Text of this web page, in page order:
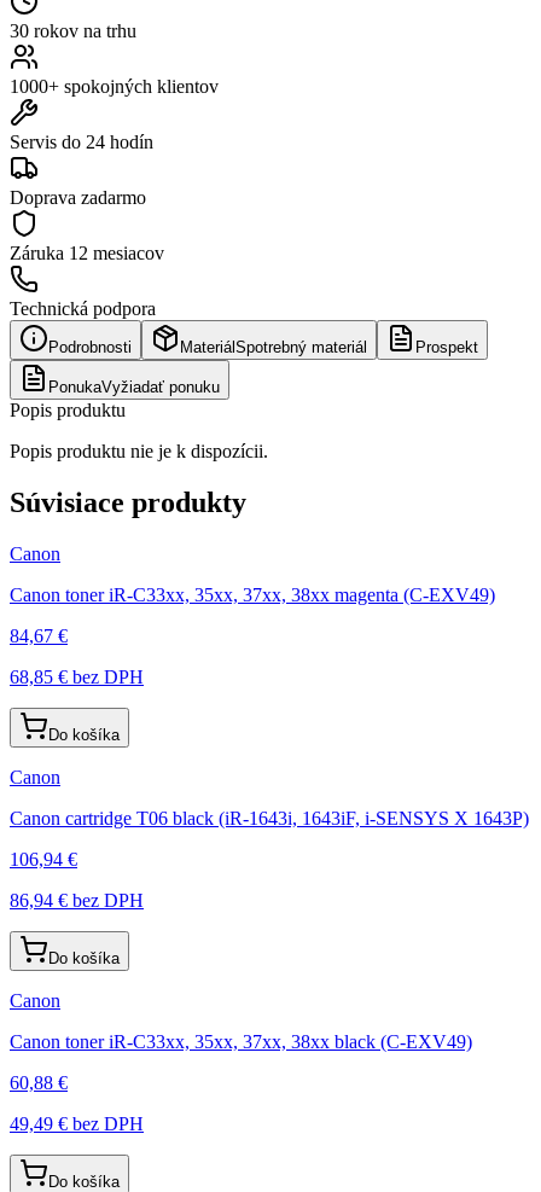
30 rokov na trhu
1000+ spokojných klientov
Servis do 24 hodín
Doprava zadarmo
Záruka 12 mesiacov
Technická podpora
Podrobnosti Materiál Spotrebný materiál Prospekt
PonukaVyžiadať ponuku
Popis produktu
Popis produktu nie je k dispozícii.
Súvisiace produkty
Canon
Canon toner iR-C33xx, 35xx, 37xx, 38xx magenta (C-EXV49)
84,67 €
68,85 € bez DPH
Do košíka
Canon
Canon cartridge T06 black (iR-1643i, 1643iF, i-SENSYS X 1643P)
106,94 €
86,94 € bez DPH
Do košíka
Canon
Canon toner iR-C33xx, 35xx, 37xx, 38xx black (C-EXV49)
60,88 €
49,49 € bez DPH
Do košíka